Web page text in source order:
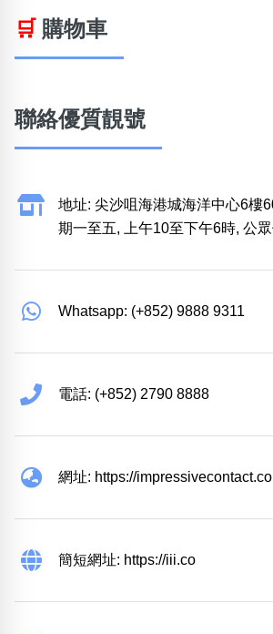
🛒 購物車
聯絡優質靚號
地址: 尖沙咀海港城海洋中心6樓
期一至五, 上午10至下午6時, 公
Whatsapp: (+852) 9888 9311
電話: (+852) 2790 8888
網址: https://
簡短網址: https://iii.co